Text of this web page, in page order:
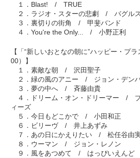
１．Blast! / TRUE
２．ラジオ・スターの悲劇 / バグルス
３．裏切りの街角 / 甲斐バンド
４．You're the Only... / 小野正利
【「“新しいおとなの朝に”ハッピー・プ
00）】
１．素敵な朝 / 沢田聖子
２．緑の風のアニー / ジョン・デン
３．夢の中へ / 斉藤由貴
４．ドリーム・オン・ドリーマー / ブ
ィーズ
５．今日もどこかで / 小田和正
６．ビリーヴ / 井上あずみ
７．あの日にかえりたい / 松任谷由
８．ウーマン / ジョン・レノン
９．風をあつめて / はっぴいえんど